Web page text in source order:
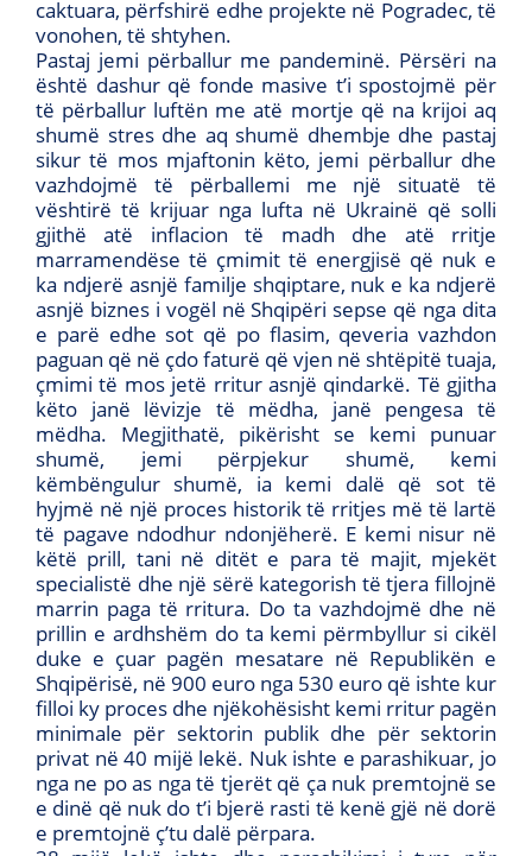
caktuara, përfshirë edhe projekte në Pogradec, të
vonohen, të shtyhen.
Pastaj jemi përballur me pandeminë. Përsëri na
është dashur që fonde masive t’i spostojmë për
të përballur luftën me atë mortje që na krijoi aq
shumë stres dhe aq shumë dhembje dhe pastaj
sikur të mos mjaftonin këto, jemi përballur dhe
vazhdojmë të përballemi me një situatë të
vështirë të krijuar nga lufta në Ukrainë që solli
gjithë atë inflacion të madh dhe atë rritje
marramendëse të çmimit të energjisë që nuk e
ka ndjerë asnjë familje shqiptare, nuk e ka ndjerë
asnjë biznes i vogël në Shqipëri sepse që nga dita
e parë edhe sot që po flasim, qeveria vazhdon
paguan që në çdo faturë që vjen në shtëpitë tuaja,
çmimi të mos jetë rritur asnjë qindarkë. Të gjitha
këto janë lëvizje të mëdha, janë pengesa të
mëdha. Megjithatë, pikërisht se kemi punuar
shumë, jemi përpjekur shumë, kemi
këmbëngulur shumë, ia kemi dalë që sot të
hyjmë në një proces historik të rritjes më të lartë
të pagave ndodhur ndonjëherë. E kemi nisur në
këtë prill, tani në ditët e para të majit, mjekët
specialistë dhe një sërë kategorish të tjera fillojnë
marrin paga të rritura. Do ta vazhdojmë dhe në
prillin e ardhshëm do ta kemi përmbyllur si cikël
duke e çuar pagën mesatare në Republikën e
Shqipërisë, në 900 euro nga 530 euro që ishte kur
filloi ky proces dhe njëkohësisht kemi rritur pagën
minimale për sektorin publik dhe për sektorin
privat në 40 mijë lekë. Nuk ishte e parashikuar, jo
nga ne po as nga të tjerët që ça nuk premtojnë se
e dinë që nuk do t’i bjerë rasti të kenë gjë në dorë
e premtojnë ç’tu dalë përpara.